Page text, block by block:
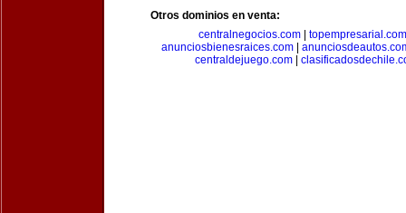
Otros dominios en venta:
centralnegocios.com| topempresarial.com
anunciosbienesraices.com|
centraldejuego.com